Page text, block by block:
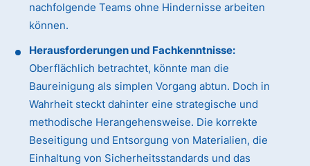
nachfolgende Teams ohne Hindernisse arbeiten
können.
Herausforderungen und Fachkenntnisse:
Oberflächlich betrachtet, könnte man die
Baureinigung als simplen Vorgang abtun. Doch in
Wahrheit steckt dahinter eine strategische und
methodische Herangehensweise. Die korrekte
Beseitigung und Entsorgung von Materialien, die
Einhaltung von Sicherheitsstandards und das